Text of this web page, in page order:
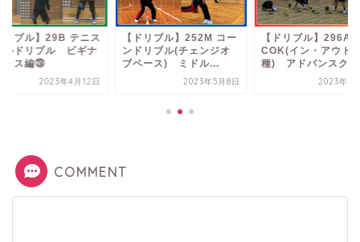
リブル】29B テニス
ルドリブル ビギナ
ラス編㉘
2023年4月12日
【ドリブル】252M コー
ンドリブル(チェンジオ
ブペース) ミドル...
2023年5月8日
【ドリブル】296A
COK(イン・アウト
種) アドバンスク
2023年10
COMMENT